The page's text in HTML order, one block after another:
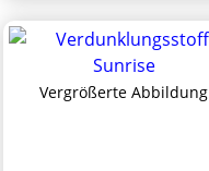
Vergrößerte Abbildung